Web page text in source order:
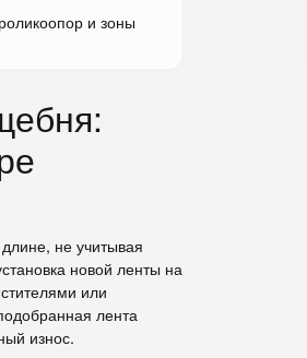
и зоны
не учитывая
новой ленты на
или
лента
износ.